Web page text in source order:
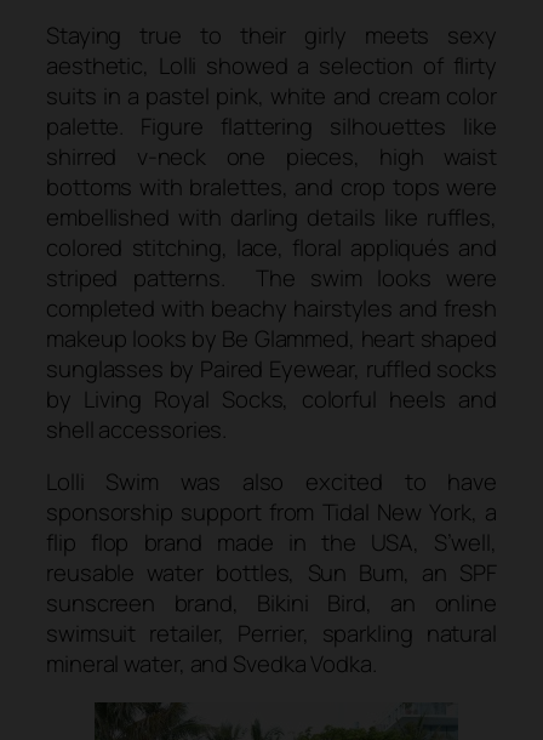
Staying true to their girly meets sexy
aesthetic, Lolli showed a selection of flirty
suits in a pastel pink, white and cream color
palette. Figure flattering silhouettes like
shirred v-neck one pieces, high waist
bottoms with bralettes, and crop tops were
embellished with darling details like ruffles,
colored stitching, lace, floral appliqués and
striped patterns. The swim looks were
completed with beachy hairstyles and fresh
makeup looks by Be Glammed, heart shaped
sunglasses by Paired Eyewear, ruffled socks
by Living Royal Socks, colorful heels and
shell accessories.
Lolli Swim was also excited to have
sponsorship support from Tidal New York, a
flip flop brand made in the USA, S’well,
reusable water bottles, Sun Bum, an SPF
sunscreen brand, Bikini Bird, an online
swimsuit retailer, Perrier, sparkling natural
mineral water, and Svedka Vodka.